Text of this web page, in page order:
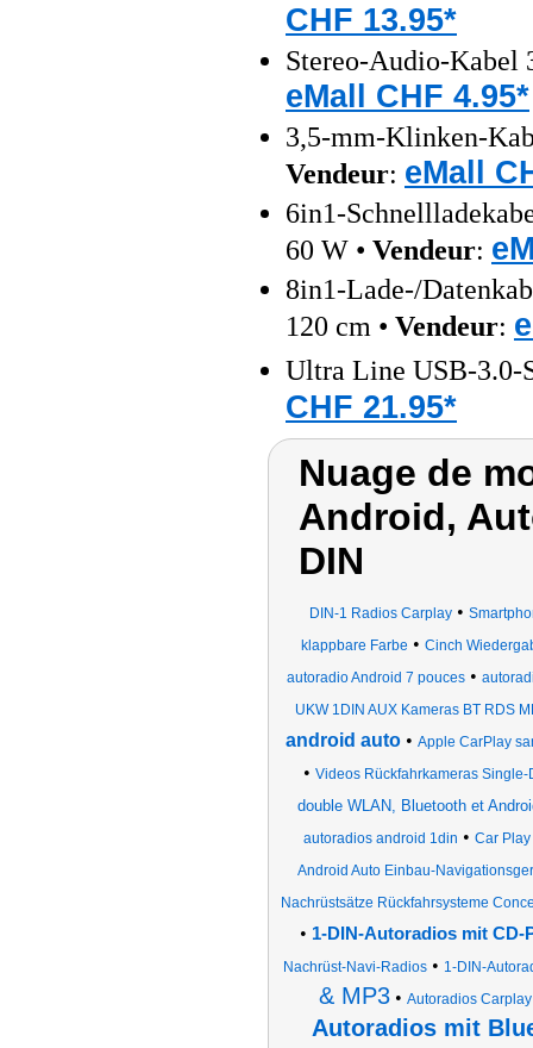
CHF 13.95*
Stereo-Audio-Kabel
eMall CHF 4.95*
3,5-mm-Klinken-
Vendeur: eMall
6in1-
60 W • Vendeur:
8in1-Lade-/
120 cm • Vendeur:
Ultra Line USB-3.0-
CHF 21.95*
Nuage de
Android,
DIN
DIN-1 Radios Carplay •
klappbare Farbe • Cinch
autoradio Android 7 pouces •
UKW 1DIN AUX Kameras BT RDS
android auto • Apple CarPlay
• Videos Rückfahrkameras
double WLAN, Bluetooth et
autoradios android 1din • Car
Android Auto Einbau-
Nachrüstsätze Rückfahrsysteme
• 1-DIN-Autoradios mit
Nachrüst-Navi-Radios• 1-DIN-
& MP3• Autoradios
Autoradios mit